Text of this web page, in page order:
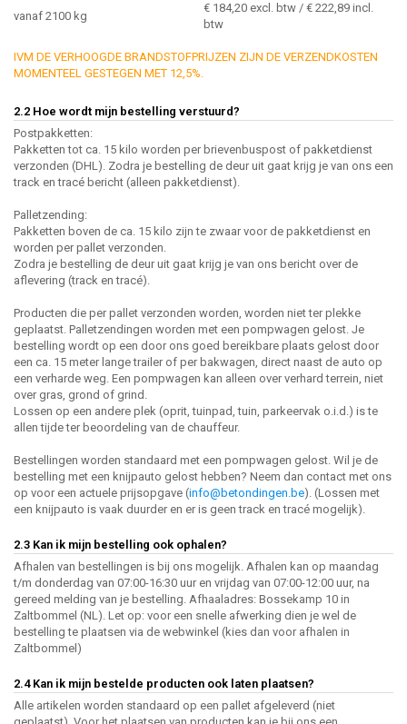
vanaf 2100 kg
€ 184,20 excl. btw / € 222,89 incl.
btw
IVM DE VERHOOGDE BRANDSTOFPRIJZEN ZIJN DE VERZENDKOSTEN
MOMENTEEL GESTEGEN MET 12,5%.
2.2 Hoe wordt mijn bestelling verstuurd?
Postpakketten:
Pakketten tot ca. 15 kilo worden per brievenbuspost of pakketdienst
verzonden (DHL). Zodra je bestelling de deur uit gaat krijg je van ons een
track en tracé bericht (alleen pakketdienst).
Palletzending:
Pakketten boven de ca. 15 kilo zijn te zwaar voor de pakketdienst en
worden per pallet verzonden.
Zodra je bestelling de deur uit gaat krijg je van ons bericht over de
aflevering (track en tracé).
Producten die per pallet verzonden worden, worden niet ter plekke
geplaatst. Palletzendingen worden met een pompwagen gelost. Je
bestelling wordt op een door ons goed bereikbare plaats gelost door
een ca. 15 meter lange trailer of per bakwagen, direct naast de auto op
een verharde weg. Een pompwagen kan alleen over verhard terrein, niet
over gras, grond of grind.
Lossen op een andere plek (oprit, tuinpad, tuin, parkeervak o.i.d.) is te
allen tijde ter beoordeling van de chauffeur.
Bestellingen worden standaard met een pompwagen gelost. Wil je de
bestelling met een knijpauto gelost hebben? Neem dan contact met ons
op voor een actuele prijsopgave (info@betondingen.be). (Lossen met
een knijpauto is vaak duurder en er is geen track en tracé mogelijk).
2.3 Kan ik mijn bestelling ook ophalen?
Afhalen van bestellingen is bij ons mogelijk. Afhalen kan op maandag
t/m donderdag van 07:00-16:30 uur en vrijdag van 07:00-12:00 uur, na
gereed melding van je bestelling. Afhaaladres: Bossekamp 10 in
Zaltbommel (NL). Let op: voor een snelle afwerking dien je wel de
bestelling te plaatsen via de webwinkel (kies dan voor afhalen in
Zaltbommel)
2.4 Kan ik mijn bestelde producten ook laten plaatsen?
Alle artikelen worden standaard op een pallet afgeleverd (niet